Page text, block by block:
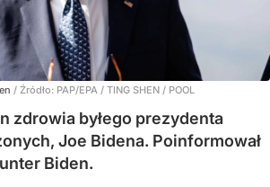
/ Źródło: PAP/EPA / TING SHEN / POOL
zdrowia byłego prezydenta
Joe Bidena. Poinformował
Biden.